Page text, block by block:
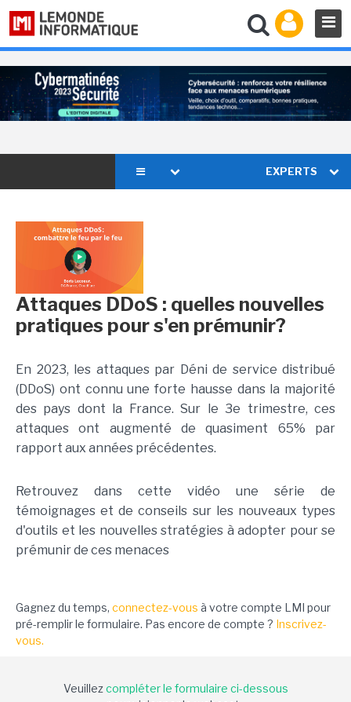
EXPERTS
Attaques DDoS : quelles nouvelles
pratiques pour s'en prémunir?
En 2023, les attaques par Déni de service distribué
(DDoS) ont connu une forte hausse dans la majorité
des pays dont la France. Sur le 3e trimestre, ces
attaques ont augmenté de quasiment 65% par
rapport aux années précédentes.
Retrouvez dans cette vidéo une série de
témoignages et de conseils sur les nouveaux types
d'outils et les nouvelles stratégies à adopter pour se
prémunir de ces menaces
Gagnez du temps, connectez-vous à votre compte LMI pour
pré-remplir le formulaire. Pas encore de compte ? Inscrivez-
vous.
Veuillezcompléter le formulaire ci-dessous